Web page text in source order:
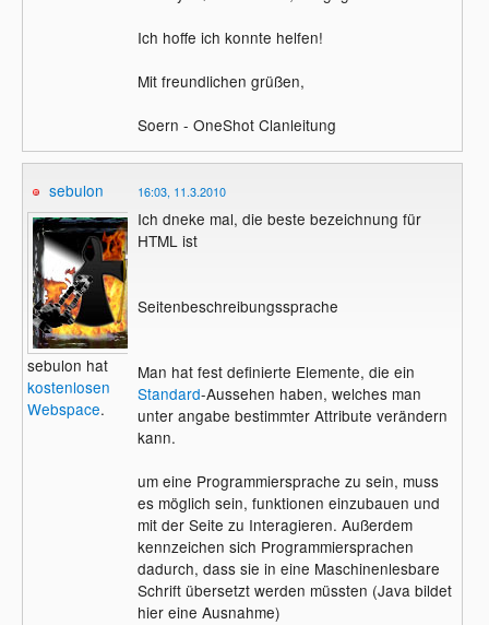
Ich hoffe ich konnte helfen!
Mit freundlichen grüßen,
Soern - OneShot Clanleitung
sebulon
sebulon hat
kostenlosen
Webspace.
16:03, 11.3.2010
Ich dneke mal, die beste bezeichnung für
HTML ist
Seitenbeschreibungssprache
Man hat fest definierte Elemente, die ein
Standard-Aussehen haben, welches man
unter angabe bestimmter Attribute verändern
kann.
um eine Programmiersprache zu sein, muss
es möglich sein, funktionen einzubauen und
mit der Seite zu Interagieren. Außerdem
kennzeichen sich Programmiersprachen
dadurch, dass sie in eine Maschinenlesbare
Schrift übersetzt werden müssten (Java bildet
hier eine Ausnahme)